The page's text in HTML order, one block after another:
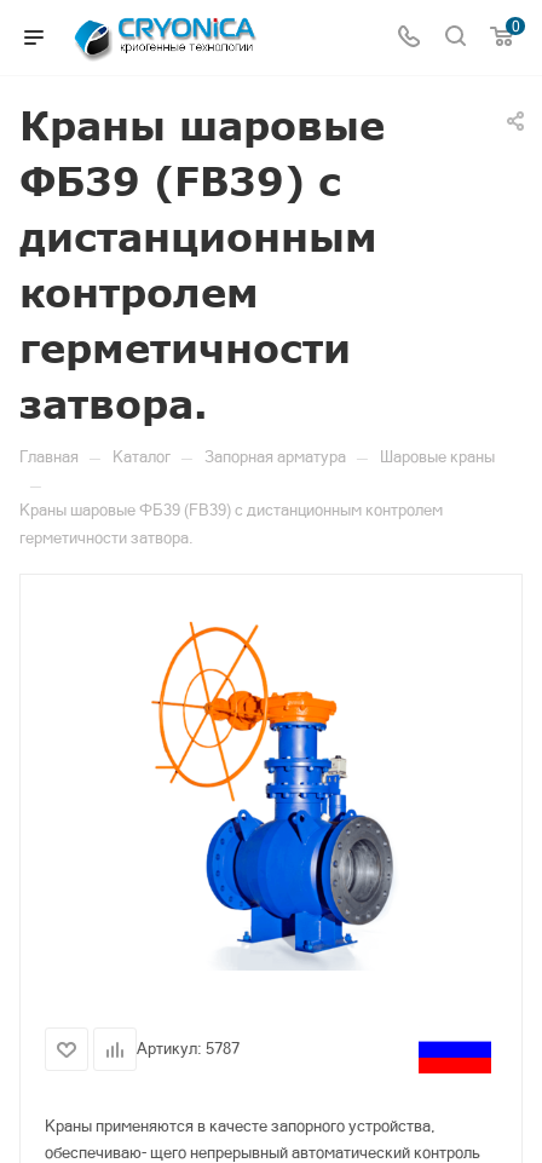
0
Краны шаровые
ФБ39 (FB39) с
дистанционным
контролем
герметичности
затвора.
Главная — Каталог — Запорная арматура — Шаровые краны
—
Краны шаровые ФБ39 (FB39) с дистанционным контролем
герметичности затвора.
Артикул: 5787
Краны применяются в качесте запорного устройства,
обеспечиваю- щего непрерывный автоматический контроль